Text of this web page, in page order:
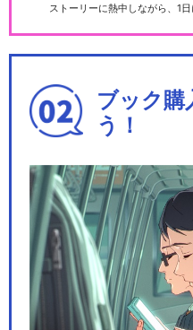
ストーリーに熱中しながら、1
ブック購
う！